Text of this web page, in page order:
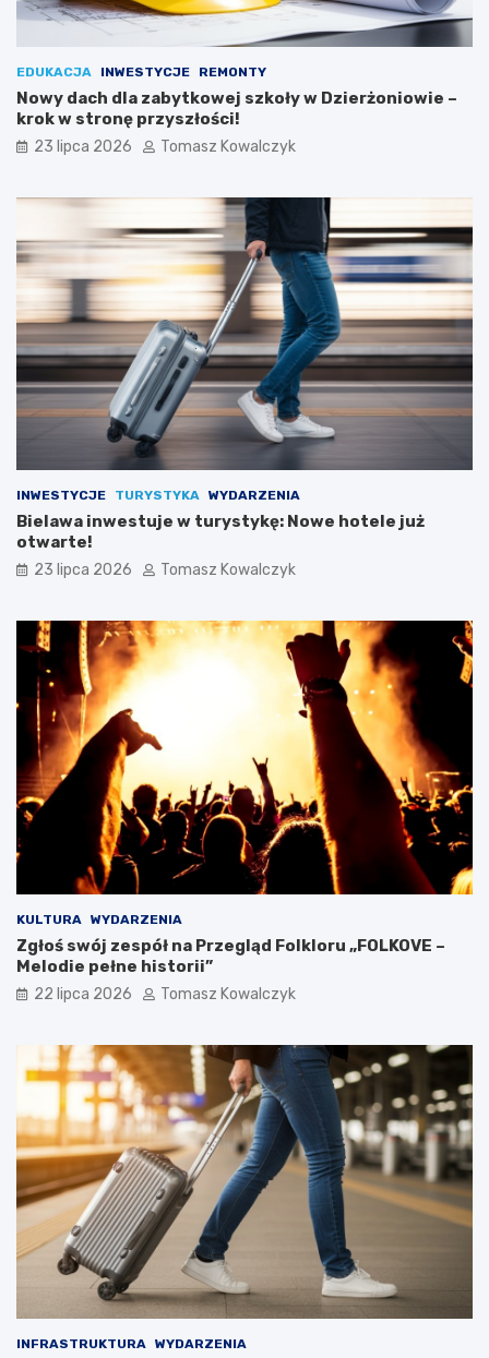
EDUKACJA INWESTYCJE REMONTY
Nowy dach dla zabytkowej szkoły w Dzierżoniowie –
krok w stronę przyszłości!
23 lipca 2026 Tomasz Kowalczyk
INWESTYCJE TURYSTYKA WYDARZENIA
Bielawa inwestuje w turystykę: Nowe hotele już
otwarte!
23 lipca 2026 Tomasz Kowalczyk
KULTURA WYDARZENIA
Zgłoś swój zespół na Przegląd Folkloru „FOLKOVE –
Melodie pełne historii”
22 lipca 2026 Tomasz Kowalczyk
INFRASTRUKTURA WYDARZENIA